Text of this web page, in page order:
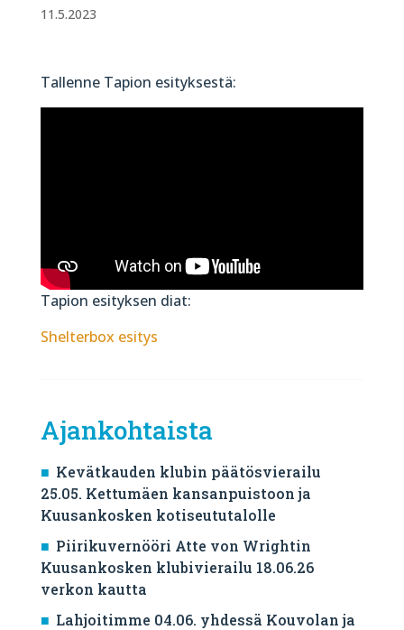
11.5.2023
Tallenne Tapion esityksestä:
Tapion esityksen diat:
Shelterbox esitys
Ajankohtaista
Kevätkauden klubin päätösvierailu
25.05. Kettumäen kansanpuistoon ja
Kuusankosken kotiseututalolle
Piirikuvernööri Atte von Wrightin
Kuusankosken klubivierailu 18.06.26
verkon kautta
Lahjoitimme 04.06. yhdessä Kouvolan ja